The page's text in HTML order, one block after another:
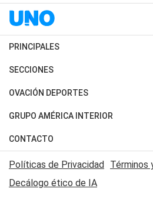
PRINCIPALES
Últimas Noticias
Política
Judiciales
Economia
SECCIONES
Horóscopo
Motores
Trucos caseros
Series y Películas
Edictos y Solicitadas
OVACIÓN DEPORTES
Fútbol
Mundial
Automovilismo
Rugby
GRUPO AMÉRICA INTERIOR
Canal 7 en Vivo
CONTACTO
Acerca de Nosotros
Contactanos
Políticas de Privacidad Términos
Decálogo ético de IA